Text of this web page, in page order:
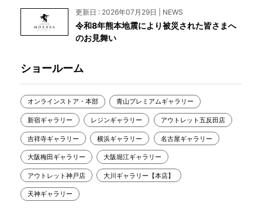
更新日 : 2026年07月29日 | NEWS
令和8年熊本地震により被災された皆さまへ
のお見舞い
ショールーム
オンラインストア・本部 青山プレミアムギャラリー
新宿ギャラリー レジンギャラリー アウトレット五反田店
吉祥寺ギャラリー 横浜ギャラリー 名古屋ギャラリー
大阪梅田ギャラリー 大阪堀江ギャラリー
アウトレット神戸店 大川ギャラリー【本店】
天神ギャラリー